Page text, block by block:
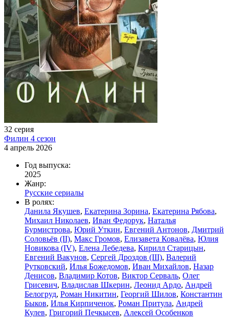
32 серия
Филин 4 сезон
4 апрель 2026
Год выпуска:
2025
Жанр:
Русские сериалы
В ролях:
Данила Якушев, Екатерина Зорина, Екатерина Рябова,
Михаил Николаев, Иван Федорук, Наталья
Бурмистрова, Юрий Уткин, Евгений Антонов, Дмитрий
Соловьёв (II), Макс Громов, Елизавета Ковалёва, Юлия
Новикова (IV), Елена Лебедева, Кирилл Старицын,
Евгений Вакунов, Сергей Дроздов (III), Валерий
Рутковский, Илья Божедомов, Иван Михайлов, Назар
Денисов, Владимир Котов, Виктор Серваль, Олег
Грисевич, Владислав Шкерин, Леонид Ардо, Андрей
Белогруд, Роман Никитин, Георгий Шилов, Константин
Быков, Илья Кирпиченок, Роман Притула, Андрей
Кулев, Григорий Печкысев, Алексей Особенков